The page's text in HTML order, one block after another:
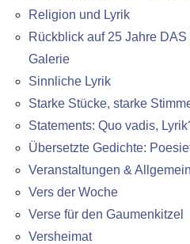
Religion und Lyrik
Rückblick auf 25 Jahre
Galerie
Sinnliche Lyrik
Starke Stücke, starke
Statements: Quo vadis,
Übersetzte Gedichte:
Veranstaltungen &
Vers der Woche
Verse für den Gaumenkitzel
Versheimat